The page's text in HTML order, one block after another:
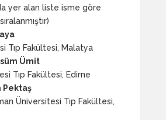
yer alan liste isme göre
Tıp Fakültesi, Malatya
Ümit
Tıp Fakültesi, Edirne
Pektaş
Üniversitesi Tıp Fakültesi,